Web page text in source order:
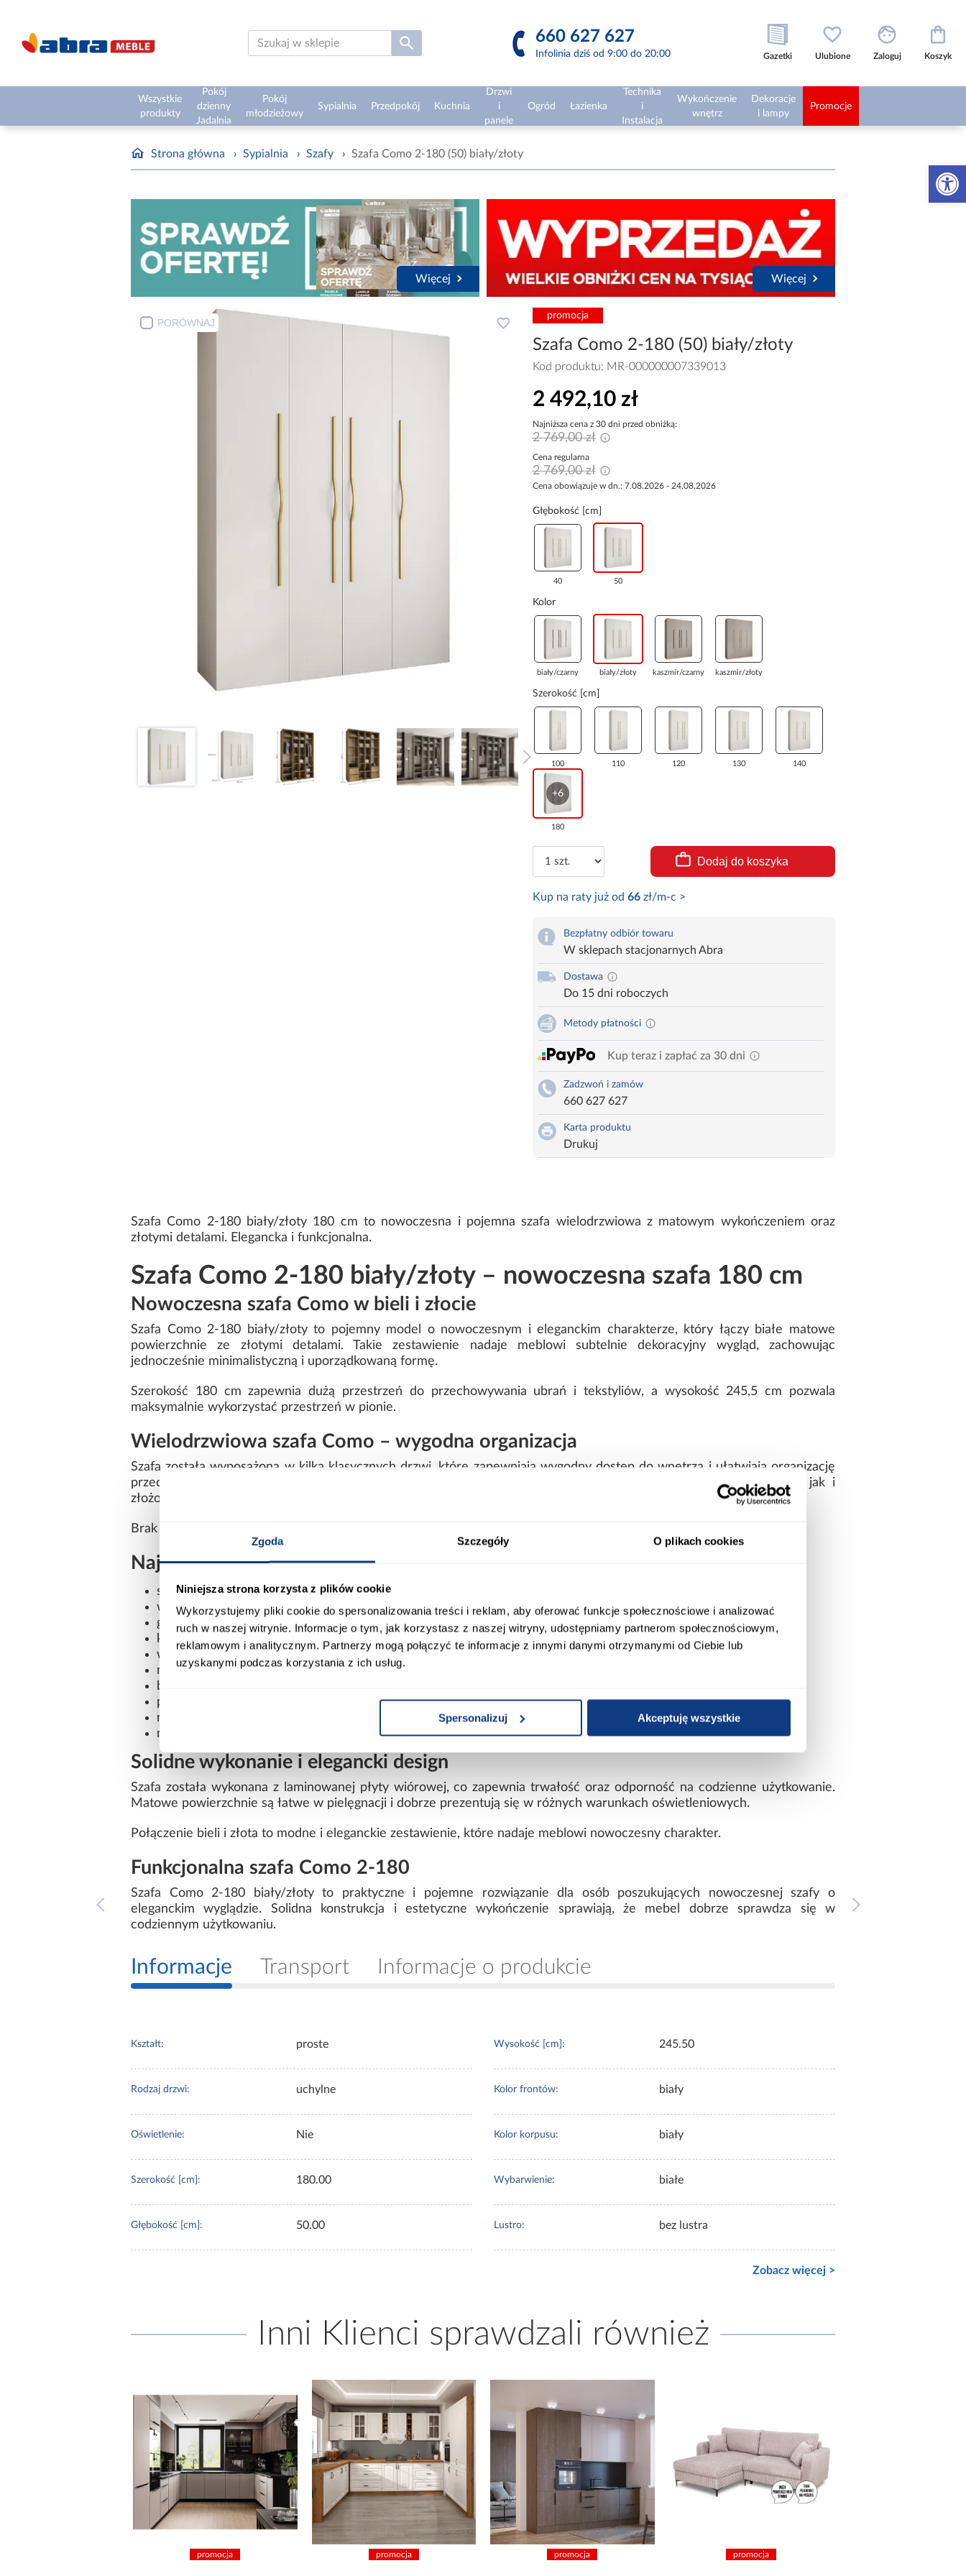
Zgoda Szczegóły O plikach cookies
Niniejsza strona korzysta z plików cookie
Wykorzystujemy pliki cookie do spersonalizowania treści i reklam, aby oferować funkcje społecznościowe i analizować
ruch w naszej witrynie. Informacje o tym, jak korzystasz z naszej witryny, udostępniamy partnerom społecznościowym,
reklamowym i analitycznym. Partnerzy mogą połączyć te informacje z innymi danymi otrzymanymi od Ciebie lub
uzyskanymi podczas korzystania z ich usług.
Spersonalizuj Akceptuję wszystkie
Otwórz
660 627 627
Infolinia dziś od 9:00 do 20:00 Gazetki Ulubione Zaloguj Koszyk
Wszystkie
produkty
Pokój
dzienny
Jadalnia
Pokój
młodzieżowy
Sypialnia Przedpokój Kuchnia
Drzwi
i
panele
Ogród Łazienka
Technika
i
Instalacja
Wykończenie
wnętrz
Dekoracje
i lampy
Promocje
Strona główna › Sypialnia › Szafy › Szafa Como 2-180 (50) biały/złoty
Więcej Więcej
PORÓWNAJ
promocja
Szafa Como 2-180 (50) biały/złoty
Kod produktu: MR-000000007339013
2 492,10 zł
Najniższa cena z 30 dni przed obniżką:
2 769,00 zł
Cena regularna
2 769,00 zł
Cena obowiązuje w dn.: 7.08.2026 - 24.08.2026
Głębokość [cm]
40 50
Kolor
biały/czarny biały/złoty kaszmir/czarny kaszmir/złoty
Szerokość [cm]
100 110 120 130 140
+6
180
Dodaj do koszyka
Kup na raty już od 66zł/m-c >
Bezpłatny odbiór towaru
W sklepach stacjonarnych Abra
Dostawa
Do 15 dni roboczych
Metody płatności
Kup teraz i zapłać za 30 dni
Zadzwoń i zamów
660 627 627
Karta produktu
Drukuj
Szafa Como 2-180 biały/złoty 180 cm to nowoczesna i pojemna szafa wielodrzwiowa z matowym wykończeniem oraz
złotymi detalami. Elegancka i funkcjonalna.
Szafa Como 2-180 biały/złoty – nowoczesna szafa 180 cm
Nowoczesna szafa Como w bieli i złocie
Szafa Como 2-180 biały/złoty to pojemny model o nowoczesnym i eleganckim charakterze, który łączy białe matowe
powierzchnie ze złotymi detalami. Takie zestawienie nadaje meblowi subtelnie dekoracyjny wygląd, zachowując
jednocześnie minimalistyczną i uporządkowaną formę.
Szerokość 180 cm zapewnia dużą przestrzeń do przechowywania ubrań i tekstyliów, a wysokość 245,5 cm pozwala
maksymalnie wykorzystać przestrzeń w pionie.
Wielodrzwiowa szafa Como – wygodna organizacja
Szafa została wyposażona w kilka klasycznych drzwi, które zapewniają wygodny dostęp do wnętrza i ułatwiają organizację
przechowywanych rzeczy. Głębokość 50 cm umożliwia komfortowe przechowywanie zarówno odzieży wiszącej, jak i
złożonych tekstyliów.
Brak lustra podkreśla nowoczesny, minimalistyczny styl i sprawia, że bryła pozostaje spójna oraz estetyczna.
Najważniejsze cechy szafy Como 2-180
szerokość: 180 cm
wysokość: 245,5 cm
głębokość: 50 cm
kolor: biały ze złotymi detalami
wielodrzwiowa konstrukcja
matowe wykończenie frontów i korpusu
bez lustra
płyta wiórowa laminowana
nowoczesny styl
mebel do samodzielnego montażu
Solidne wykonanie i elegancki design
Szafa została wykonana z laminowanej płyty wiórowej, co zapewnia trwałość oraz odporność na codzienne użytkowanie.
Matowe powierzchnie są łatwe w pielęgnacji i dobrze prezentują się w różnych warunkach oświetleniowych.
Połączenie bieli i złota to modne i eleganckie zestawienie, które nadaje meblowi nowoczesny charakter.
Funkcjonalna szafa Como 2-180
Szafa Como 2-180 biały/złoty to praktyczne i pojemne rozwiązanie dla osób poszukujących nowoczesnej szafy o
eleganckim wyglądzie. Solidna konstrukcja i estetyczne wykończenie sprawiają, że mebel dobrze sprawdza się w
codziennym użytkowaniu.
Informacje Transport Informacje o produkcie
Kształt: proste
Rodzaj drzwi: uchylne
Oświetlenie: Nie
Szerokość [cm]: 180.00
Głębokość [cm]: 50.00
Wysokość [cm]: 245.50
Kolor frontów: biały
Kolor korpusu: biały
Wybarwienie: białe
Lustro: bez lustra
Zobacz więcej >
Inni Klienci sprawdzali również
promocja promocja promocja promocja